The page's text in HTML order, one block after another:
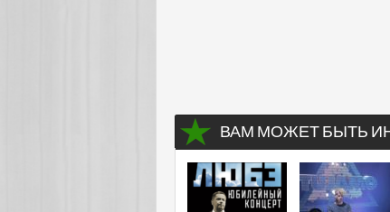
ВАМ МОЖЕТ БЫТЬ